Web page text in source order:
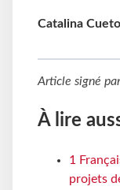
Catalina Cueto
Article signé
À lire
1
projets